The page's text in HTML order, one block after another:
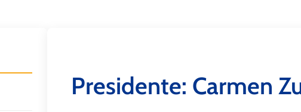
Presidente: Carmen